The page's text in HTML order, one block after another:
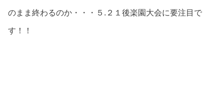
のまま終わるのか・・・５.２１後楽園大会に要注目で
す！！